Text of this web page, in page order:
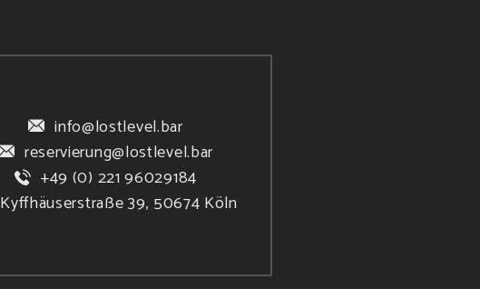
info@lostlevel.bar
reservierung@lostlevel.bar
+49 (0) 221 96029184
Kyffhäuserstraße 39, 50674 Köln